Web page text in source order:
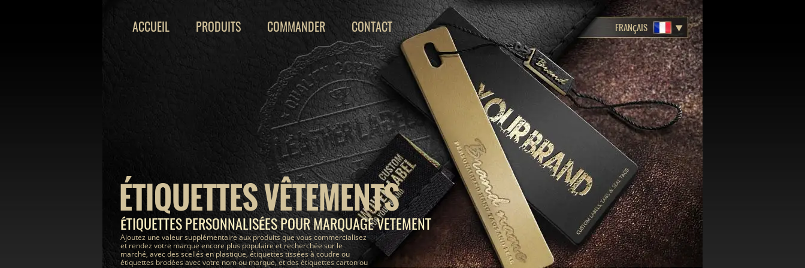
ÉTIQUETTES VÊTEMENTS
ÉTIQUETTES PERSONNALISÉES POUR MARQUAGE VETEMENT
Ajoutez une valeur supplémentaire aux produits que vous commercialisez
et rendez votre marque encore plus populaire et recherchée sur le
marché, avec des scellés en plastique, étiquettes tissées à coudre ou
étiquettes brodées avec votre nom ou marque, et des étiquettes carton ou
ACCUEIL PRODUITS COMMANDER CONTACT FRANÇAIS